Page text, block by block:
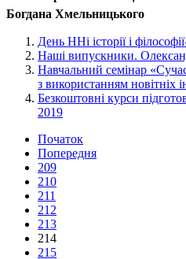
Богдана Хмельницького
День ННі історії і
Наші випускники.
Навчальний семінар
з використанням новітніх
Безкоштовні курси
2019
Початок
Попередня
209
210
211
212
213
214
215